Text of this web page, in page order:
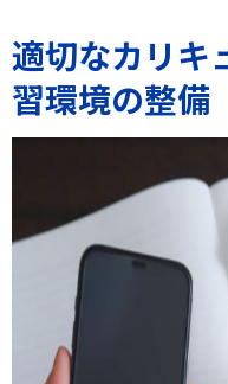
適切なカリキ
習環境の整備